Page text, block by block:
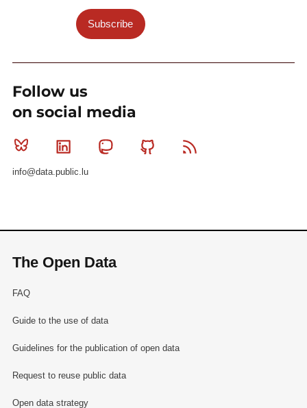
Subscribe
Follow us
on social media
Bluesky Linkedin MastodonGithub
info@data.public.lu
The Open Data
FAQ
Guide to the use of data
Guidelines for the publication of open data
Request to reuse public data
Open data strategy